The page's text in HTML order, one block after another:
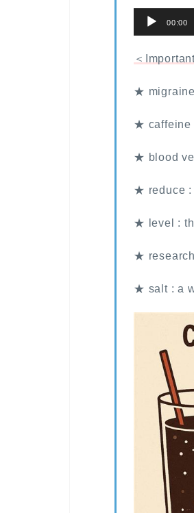
声
プ
ー
ー
00:00
＜
★
★ caffeine
★ blood
★ reduce :
★ level :
★
★ salt : a